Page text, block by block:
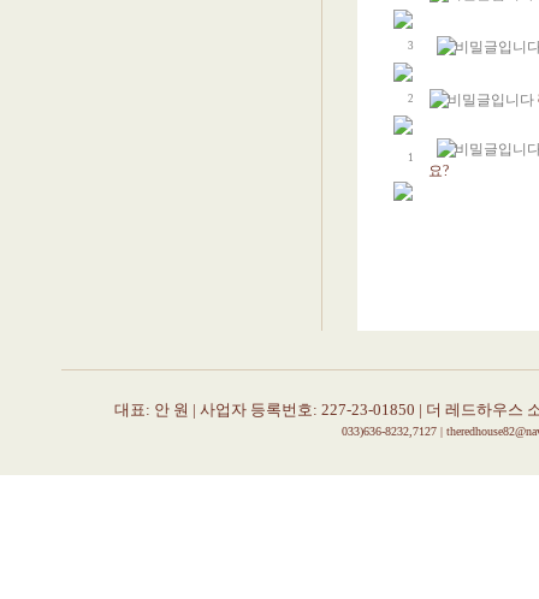
3
2
1
요?
대표: 안 원 | 사업자 등록번호: 227-23-01850 | 더 레드하우스
033)636-8232,7127 |